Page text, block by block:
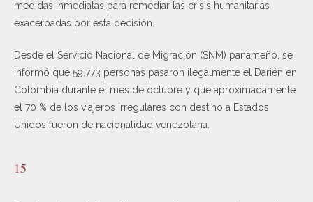
medidas inmediatas para remediar las crisis humanitarias
exacerbadas por esta decisión.
Desde el Servicio Nacional de Migración (SNM) panameño, se
informó que 59.773 personas pasaron ilegalmente el Darién en
Colombia durante el mes de octubre y que aproximadamente
el 70 % de los viajeros irregulares con destino a Estados
Unidos fueron de nacionalidad venezolana.
15